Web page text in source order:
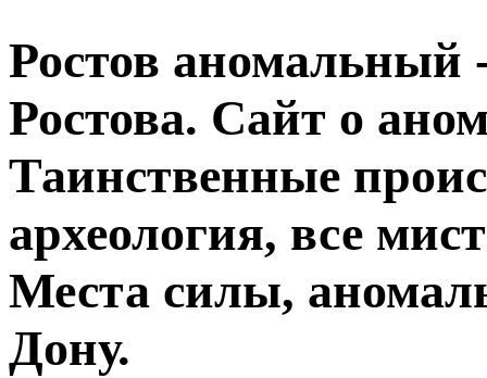
Ростов аномальный
Ростова. Сайт о
Таинственные
археология, все
Места силы,
Дону.